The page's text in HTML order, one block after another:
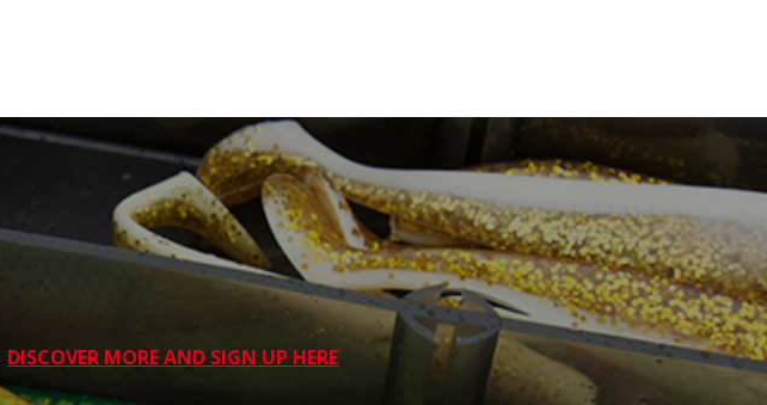
DISCOVER MORE AND SIGN UP HERE